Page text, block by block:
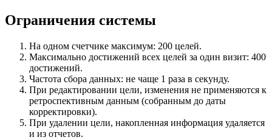
Ограничения системы
На одном счетчике максимум: 200 целей.
Максимально достижений всех целей за один визит: 400
достижений.
Частота сбора данных: не чаще 1 раза в секунду.
При редактировании цели, изменения не применяются к
ретроспективным данным (собранным до даты
корректировки).
При удалении цели, накопленная информация удаляется
и из отчетов.